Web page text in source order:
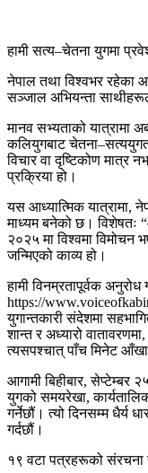
हामी सत्य–चेतना युगमा
नेपाल तथा विश्वभर रहेका
सञ्जाल अभियन्ता
मानव सभ्यताको यात्रामा
कलियुगबाट
विचार वा दृष्टिकोण मात्र
प्रक्रिया हो।
यस आध्यात्मिक यात्रामा,
माध्यम बनेको छ। विशेषतः
२०२५ मा विश्वमा विमोचन
जन्मिएको काव्य हो।
हामी विनम्रतापूर्वक
https://
युगान्तकारी संदेशमा
शान्त र अध्यारो
त्यसपश्चात् पाँच मिनेट आँखा
आगामी बिहीबार, सेप्टेम्बर
युगको समयरेखा,
गर्नेछौं। त्यो दिनसम्म धैर्य
गर्दछौं।
१९ वटा पत्रहरूको